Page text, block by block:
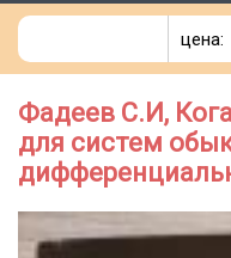
цена:
Фадеев С.И,
для систем